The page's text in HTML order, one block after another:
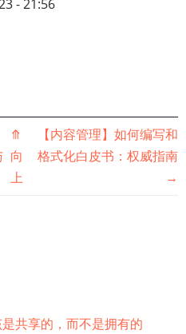
- 21:56
⤊
向
上
【内容管理】如何编写和
格式化白皮书：权威指南
→
共享的，而不是拥有的